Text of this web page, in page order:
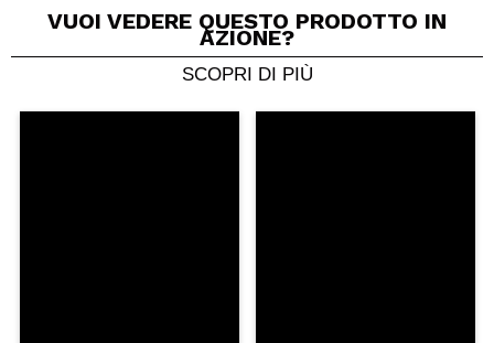
Condividi un video o una foto
Il tuo video potrebbe essere il primo. Immaginalo...
VUOI VEDERE QUESTO PRODOTTO IN
AZIONE?
SCOPRI DI PIÙ